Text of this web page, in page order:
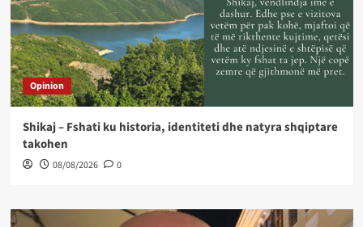
Opinion
Shikaj – Fshati ku historia, identiteti dhe natyra shqiptare
takohen
08/08/2026 0